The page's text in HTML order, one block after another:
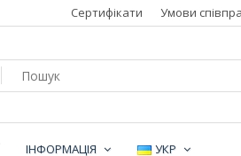
Сертифікати Умови
ІНФОРМАЦІЯ УКР